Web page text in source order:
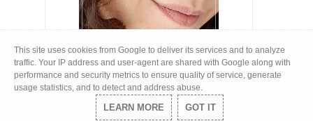
This site uses cookies from Google to deliver its services and to analyze
traffic. Your IP address and user-agent are shared with Google along with
performance and security metrics to ensure quality of service, generate
usage statistics, and to detect and address abuse.
LEARN MORE GOT IT